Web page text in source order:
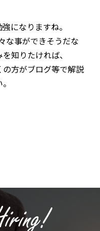
になりますね。
な事ができそうだな
知りたければ、
の方がブログ等で解説